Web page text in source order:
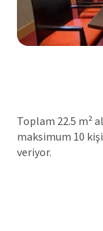
Toplam 22.5 m²
maksimum 10
veriyor.